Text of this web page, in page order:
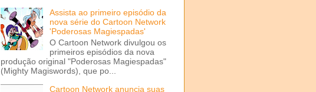
Assista ao primeiro episódio da
nova série do Cartoon Network
'Poderosas Magiespadas'
O Cartoon Network divulgou os
primeiros episódios da nova
produção original "Poderosas Magiespadas"
(Mighty Magiswords), que po...
Cartoon Network anuncia suas